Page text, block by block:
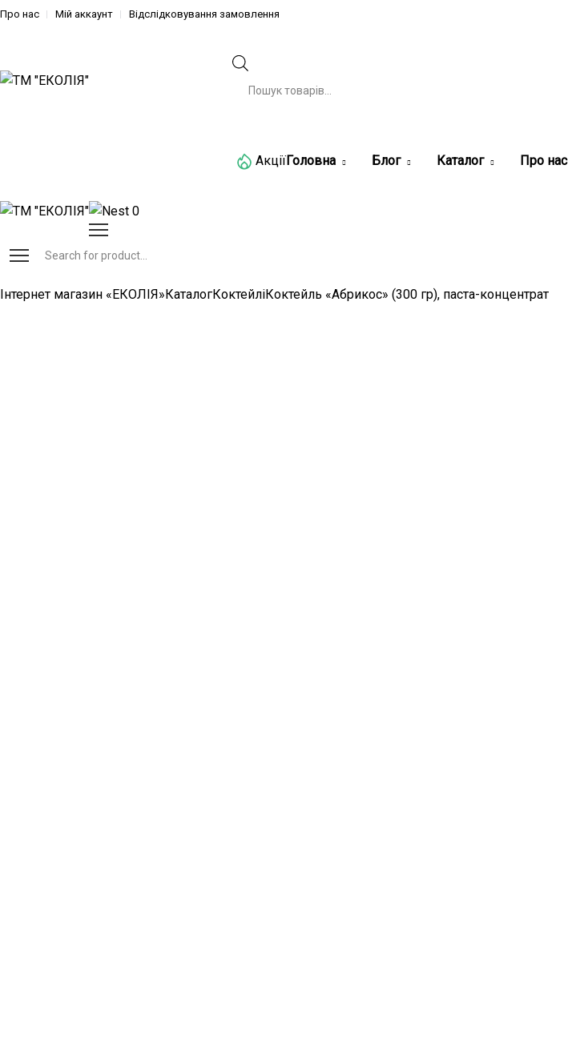
Про нас Мій аккаунт Відслідковування замовлення
АкціїГоловна Блог Каталог Про нас
0
Інтернет магазин «ЕКОЛІЯ»КаталогКоктейліКоктейль «Абрикос» (300 гр), паста-концентрат